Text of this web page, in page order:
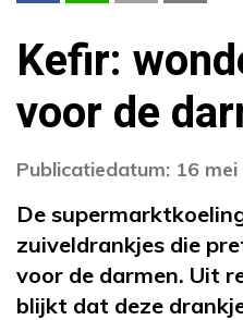
Kefir:
voor de
Publicatiedatum: 16
De
zuiveldrankjes die
voor de darmen. Uit
blijkt dat deze